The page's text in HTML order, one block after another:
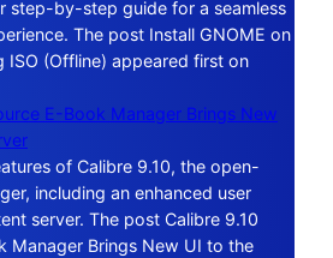
step-by-step guide for a seamless
The post Install GNOME on
ISO (Offline) appeared first on
E-Book Manager Brings New
of Calibre 9.10, the open-
including an enhanced user
server. The post Calibre 9.10
Manager Brings New UI to the